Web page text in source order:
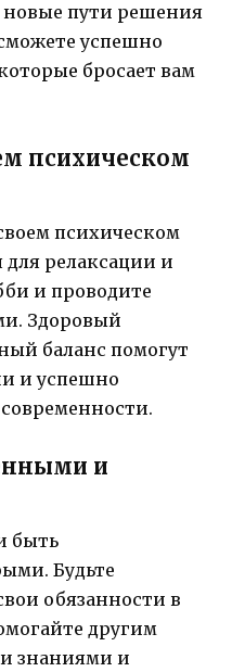
новые пути решения
успешно
бросает вам
психическом
психическом
для релаксации и
и проводите
Здоровый
баланс помогут
и успешно
и
быть
Будьте
обязанности в
другим
знаниями и